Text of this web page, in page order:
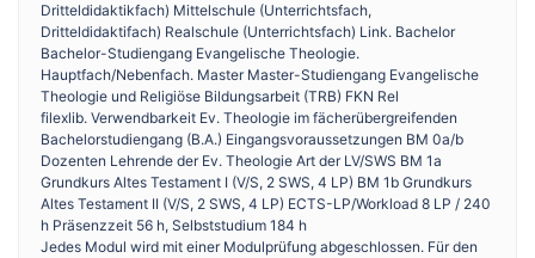
Dritteldidaktikfach) Mittelschule (Unterrichtsfach,
Dritteldidaktifach) Realschule (Unterrichtsfach) Link. Bachelor
Bachelor-Studiengang Evangelische Theologie.
Hauptfach/Nebenfach. Master Master-Studiengang Evangelische
Theologie und Religiöse Bildungsarbeit (TRB) FKN Rel
filexlib. Verwendbarkeit Ev. Theologie im fächerübergreifenden
Bachelorstudiengang (B.A.) Eingangsvoraussetzungen BM 0a/b
Dozenten Lehrende der Ev. Theologie Art der LV/SWS BM 1a
Grundkurs Altes Testament I (V/S, 2 SWS, 4 LP) BM 1b Grundkurs
Altes Testament II (V/S, 2 SWS, 4 LP) ECTS-LP/Workload 8 LP / 240
h Präsenzzeit 56 h, Selbststudium 184 h
Jedes Modul wird mit einer Modulprüfung abgeschlossen. Für den